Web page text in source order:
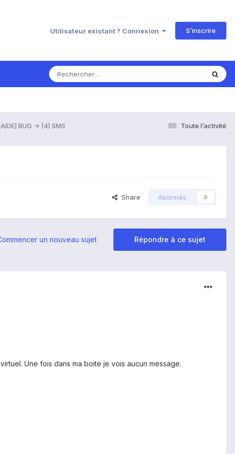
Utilisateur existant ? Connexion S’inscrire
Toute l’activité
BUG -> (4) SMS
Share Abonnés 0
Répondre à ce sujet
un nouveau sujet
Une fois dans ma boite je vois aucun message.